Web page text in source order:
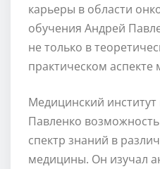
карьеры в области
обучения Андрей
не только в
практическом
Медицинский
Павленко
спектр знаний в
медицины. Он изучал